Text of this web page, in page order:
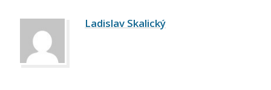
Ladislav Skalický